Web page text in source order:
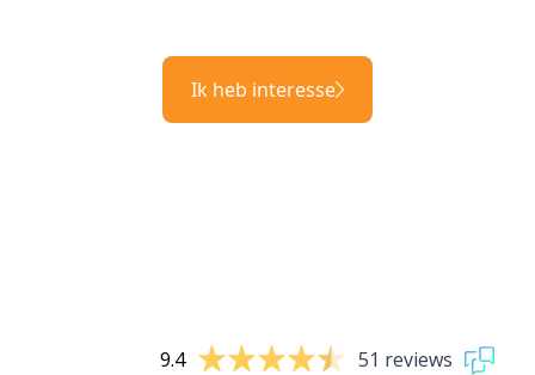
Ik heb interesse
9.4 51 reviews